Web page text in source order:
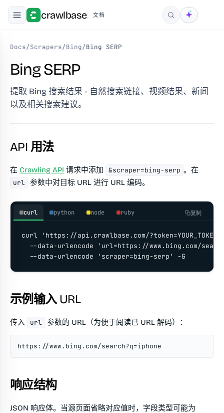
crawlbase 文档
搜索
Docs/Scrapers/Bing/Bing SERP
Bing SERP
提取 Bing 搜索结果 - 自然搜索链接、视频结果、新闻
以及相关搜索建议。
API 用法
在 Crawling API 请求中添加 &scraper=bing-serp 。在
url 参数中对目标 URL 进行 URL 编码。
curl python node ruby 复制
curl 'https://api.crawlbase.com/
--data-urlencode 'url=https://www.bing.com/
  --data-urlencode 'scraper=bing-serp' -G
示例输入 URL
传入 url 参数的 URL（为便于阅读已 URL 解码）：
https://www.bing.com/search?q=iphone
响应结构
JSON 响应体。当源页面省略对应值时，字段类型可能为